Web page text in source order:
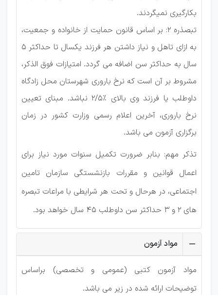
بکارگیری نمیگردند.
تبصذره 2: بر اساس قانون حمایت از خانواده و جمعیت،
به ازای تاهل و نیاز داشتن هر فرزند یکسال تا حداكثر 5
سال به حداكثر سن اضافه می گردد. امتیازات فوق الذکر،
مشروط بر آن است كه نرخ باروری شهرستان محل زادگاه
داوطلب یا فرزند وی بالای %2/5 نباشد. مبنای تعیین
نرخ باروری، آخرین اعلام رسمی وزارت كشور در زمان
برگزاری آزمون می باشد.
تذکر مهم: بنابر ضرورت تکمیل سنوات مورد نیاز برای
اعمال قوانین و مقررات بازنشستگی سازمان تامین
اجتماعی، در هرحال و تحت هر شرایطی با مراعات تبصره
های 2 و 3 حداكثر سن داوطلب 45 سال خواهد بود.
مواد آزمون
مواد آزمون كتبی (عمومی و تخصصی) براساس
توضیحات ارائه شده در زیر می باشد.